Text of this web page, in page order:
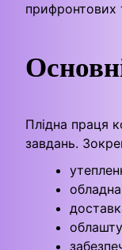
прифронтових
Плідна праця
завдань.